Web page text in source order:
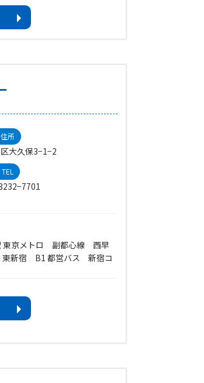
のでお問い合わせくださ
住所
大久保3−1−2
TEL
東京メトロ 副都心線 西早
新宿 B1 都営バス 新宿コ
、年末年始（12月29日～1月